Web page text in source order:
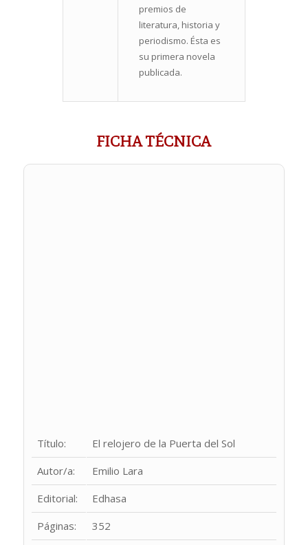
premios de
literatura, historia y
periodismo. Ésta es
su primera novela
publicada.
FICHA TÉCNICA
Título:
El relojero de la Puerta del Sol
Autor/a:
Emilio Lara
Editorial:
Edhasa
Páginas:
352